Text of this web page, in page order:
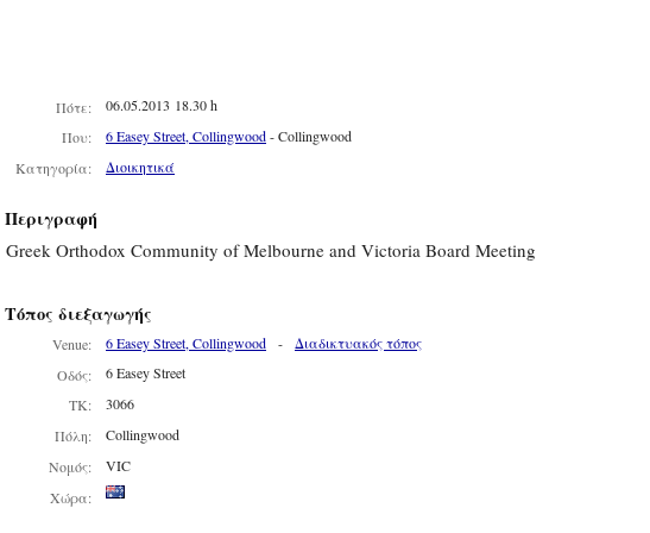
Πότε:
06.05.2013 18.30 h
Που:
6 Easey Street, Collingwood- Collingwood
Κατηγορία:
Διοικητικά
Περιγραφή
Greek Orthodox Community of Melbourne and Victoria Board Meeting
Τόπος διεξαγωγής
Venue: 6 Easey Street, Collingwood - Διαδικτυακός τόπος
Οδός:
6 Easey Street
ΤΚ:
3066
Πόλη:
Collingwood
Νομός:
VIC
Χώρα: